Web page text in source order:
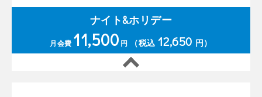
ナイト&ホリデー
月会費 11,500 円 （税込 12,650 円）